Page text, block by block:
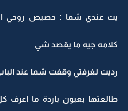
يت عندي شما : حصيص روحي
كلامه جيه ما يقصد شي
رديت لغرفتي وقفت شما عند
طالعتها بعيون باردة ما